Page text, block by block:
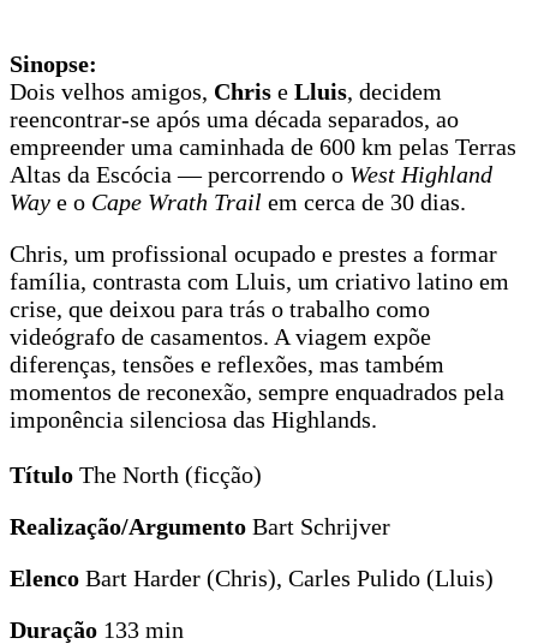
Sinopse:
Dois velhos amigos, Chris e Lluis, decidem
reencontrar-se após uma década separados, ao
empreender uma caminhada de 600 km pelas Terras
Altas da Escócia — percorrendo o West Highland
Way e o Cape Wrath Trail em cerca de 30 dias.
Chris, um profissional ocupado e prestes a formar
família, contrasta com Lluis, um criativo latino em
crise, que deixou para trás o trabalho como
videógrafo de casamentos. A viagem expõe
diferenças, tensões e reflexões, mas também
momentos de reconexão, sempre enquadrados pela
imponência silenciosa das Highlands.
Título The North (ficção)
Realização/Argumento Bart Schrijver
Elenco Bart Harder (Chris), Carles Pulido (Lluis)
Duração 133 min